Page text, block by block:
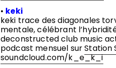
• keki
keki trace des diagonales
mentale, célébrant
deconstructed club music
podcast mensuel surStation
soundcloud.com/k_e_k_i